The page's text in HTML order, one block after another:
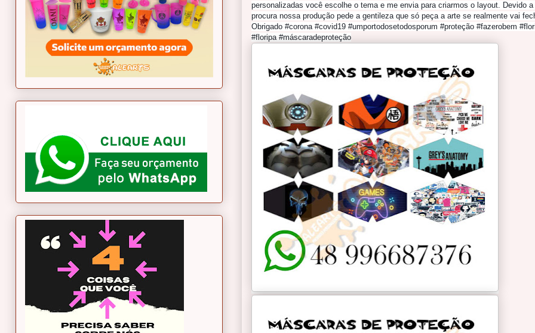
personalizadas você escolhe o tema e me envia para criarmos o layout. Devido a
procura nossa produção pede a gentileza que só peça a arte se realmente vai
Obrigado #corona #covid19 #umportodosetodosporum #proteção #fazerobem
#floripa #máscaradeproteção